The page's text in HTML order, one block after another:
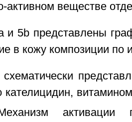
активном веществе
и 5b представлены
в кожу композиции по
кателицидин,
активации